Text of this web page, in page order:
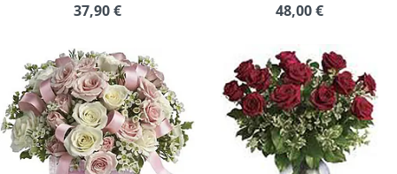
37,90€
48,00€